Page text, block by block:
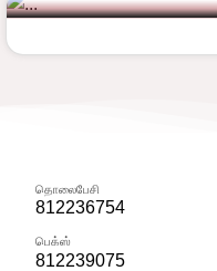
தொலைபேசி
812236754
பெக்ஸ்
812239075